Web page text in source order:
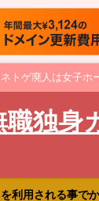
ゲ廃人は女子
独
用される事で